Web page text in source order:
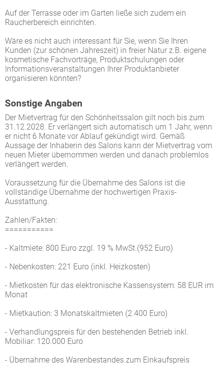
Auf der Terrasse oder im Garten ließe sich zudem ein
Raucherbereich einrichten.
Wäre es nicht auch interessant für Sie, wenn Sie Ihren
Kunden (zur schönen Jahreszeit) in freier Natur z.B. eigene
kosmetische Fachvorträge, Produktschulungen oder
Informationsveranstaltungen Ihrer Produktanbieter
organisieren könnten?
Sonstige Angaben
Der Mietvertrag für den Schönheitssalon gilt noch bis zum
31.12.2028. Er verlängert sich automatisch um 1 Jahr, wenn
er nicht 6 Monate vor Ablauf gekündigt wird. Gemäß
Aussage der Inhaberin des Salons kann der Mietvertrag vom
neuen Mieter übernommen werden und danach problemlos
verlängert werden.
Voraussetzung für die Übernahme des Salons ist die
vollständige Übernahme der hochwertigen Praxis-
Ausstattung.
Zahlen/Fakten:
===========
- Kaltmiete: 800 Euro zzgl. 19 % MwSt (952 Euro)
- Nebenkosten: 221 Euro (inkl. Heizkosten)
- Mietkosten für das elektronische Kassensystem: 58 EUR im
Monat
- Mietkaution: 3 Monatskaltmieten (2.400 Euro)
- Verhandlungspreis für den bestehenden Betrieb inkl.
Mobiliar: 120.000 Euro
- Übernahme des Warenbestandes zum Einkaufspreis